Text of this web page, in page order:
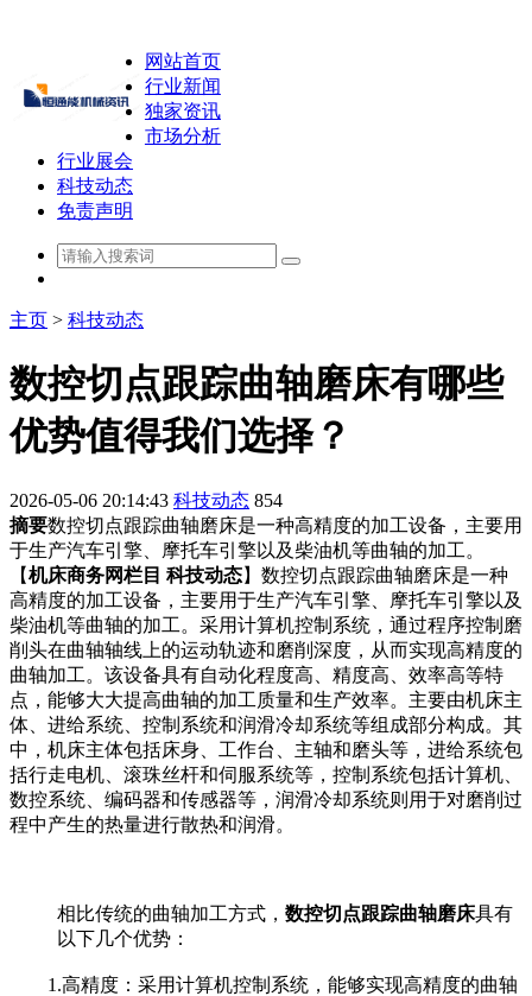
网站首页
行业新闻
独家资讯
市场分析
行业展会
科技动态
免责声明
主页 > 科技动态
数控切点跟踪曲轴磨床有哪些
优势值得我们选择？
2026-05-06 20:14:43 科技动态 854
摘要数控切点跟踪曲轴磨床是一种高精度的加工设备，主要用
于生产汽车引擎、摩托车引擎以及柴油机等曲轴的加工。
【机床商务网栏目 科技动态】数控切点跟踪曲轴磨床是一种
高精度的加工设备，主要用于生产汽车引擎、摩托车引擎以及
柴油机等曲轴的加工。采用计算机控制系统，通过程序控制磨
削头在曲轴轴线上的运动轨迹和磨削深度，从而实现高精度的
曲轴加工。该设备具有自动化程度高、精度高、效率高等特
点，能够大大提高曲轴的加工质量和生产效率。主要由机床主
体、进给系统、控制系统和润滑冷却系统等组成部分构成。其
中，机床主体包括床身、工作台、主轴和磨头等，进给系统包
括行走电机、滚珠丝杆和伺服系统等，控制系统包括计算机、
数控系统、编码器和传感器等，润滑冷却系统则用于对磨削过
程中产生的热量进行散热和润滑。
相比传统的曲轴加工方式， 数控切点跟踪曲轴磨床具有
以下几个优势：
1.高精度：采用计算机控制系统，能够实现高精度的曲轴